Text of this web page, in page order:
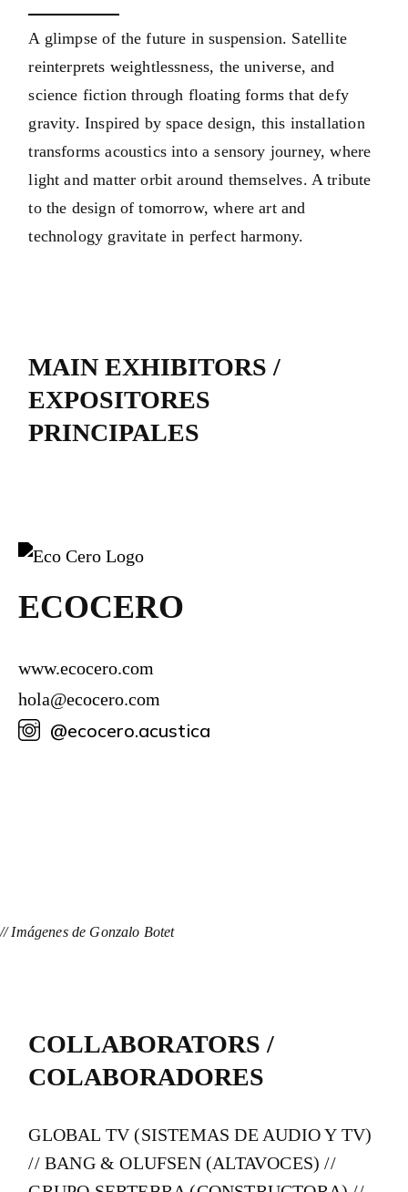
A glimpse of the future in suspension. Satellite
reinterprets weightlessness, the universe, and
science fiction through floating forms that defy
gravity. Inspired by space design, this installation
transforms acoustics into a sensory journey, where
light and matter orbit around themselves. A tribute
to the design of tomorrow, where art and
technology gravitate in perfect harmony.
MAIN EXHIBITORS /
EXPOSITORES
PRINCIPALES
ECOCERO
www.ecocero.com
hola@ecocero.com
@ecocero.acustica
// Imágenes de Gonzalo Botet
COLLABORATORS /
COLABORADORES
GLOBAL TV (SISTEMAS DE AUDIO Y TV)
// BANG & OLUFSEN (ALTAVOCES) //